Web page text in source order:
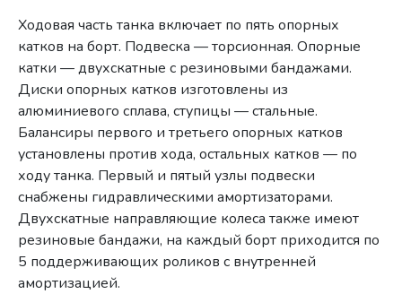
Ходовая часть танка включает по пять опорных
катков на борт. Подвеска — торсионная. Опорные
катки — двухскатные с резиновыми бандажами.
Диски опорных катков изготовлены из
алюминиевого сплава, ступицы — стальные.
Балансиры первого и третьего опорных катков
установлены против хода, остальных катков — по
ходу танка. Первый и пятый узлы подвески
снабжены гидравлическими амортизаторами.
Двухскатные направляющие колеса также имеют
резиновые бандажи, на каждый борт приходится по
5 поддерживающих роликов с внутренней
амортизацией.